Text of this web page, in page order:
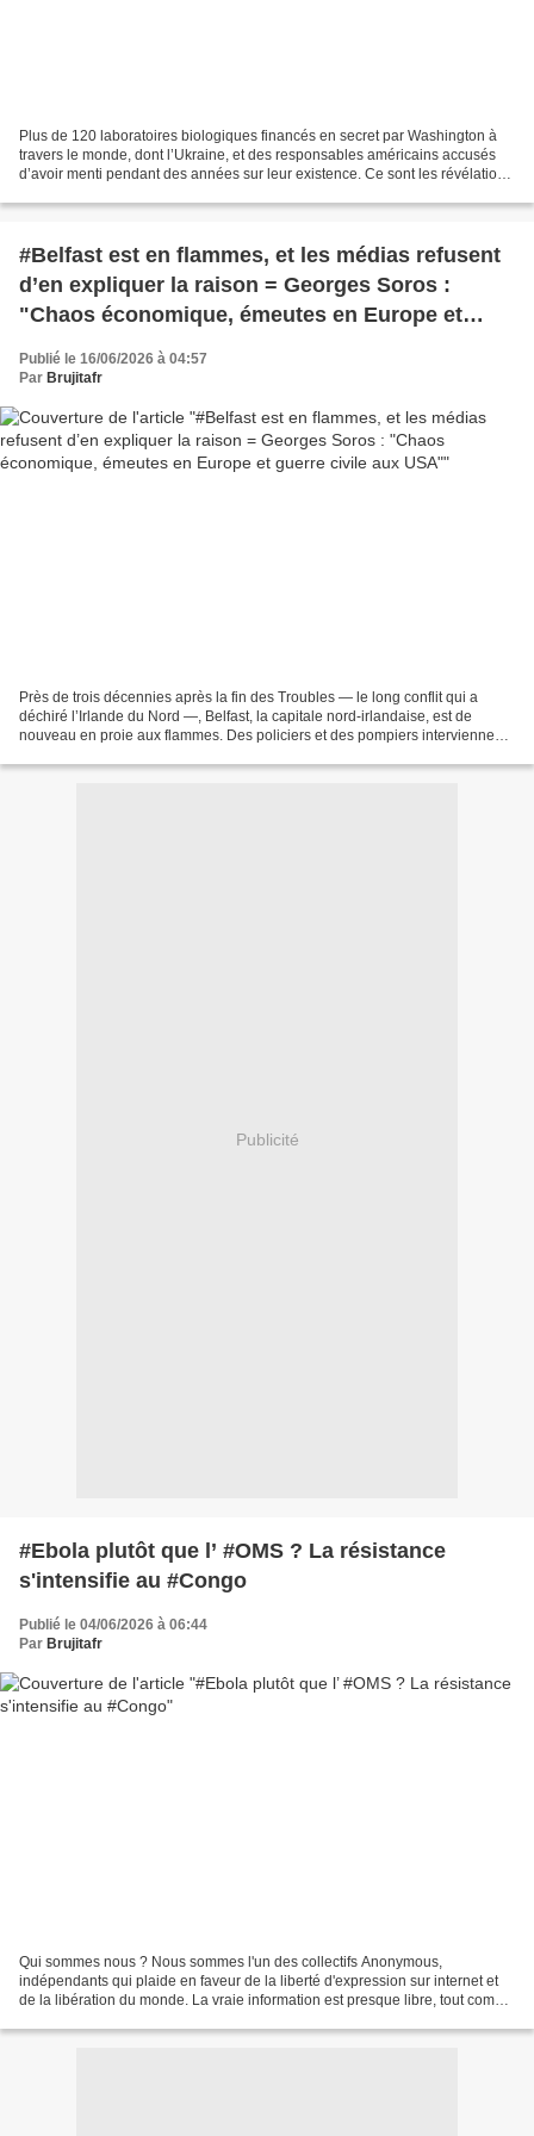
Plus de 120 laboratoires biologiques financés en secret par Washington à
travers le monde, dont l’Ukraine, et des responsables américains accusés
d’avoir menti pendant des années sur leur existence. Ce sont les révélations
#Belfast est en flammes, et les médias refusent
d’en expliquer la raison = Georges Soros :
"Chaos économique, émeutes en Europe et
guerre civile aux USA"
Publié le 16/06/2026 à 04:57
Par Brujitafr
Près de trois décennies après la fin des Troubles — le long conflit qui a
déchiré l’Irlande du Nord —, Belfast, la capitale nord-irlandaise, est de
nouveau en proie aux flammes. Des policiers et des pompiers interviennent
Publicité
#Ebola plutôt que l’ #OMS ? La résistance
s'intensifie au #Congo
Publié le 04/06/2026 à 06:44
Par Brujitafr
Qui sommes nous ? Nous sommes l'un des collectifs Anonymous,
indépendants qui plaide en faveur de la liberté d'expression sur internet et
de la libération du monde. La vraie information est presque libre, tout comme